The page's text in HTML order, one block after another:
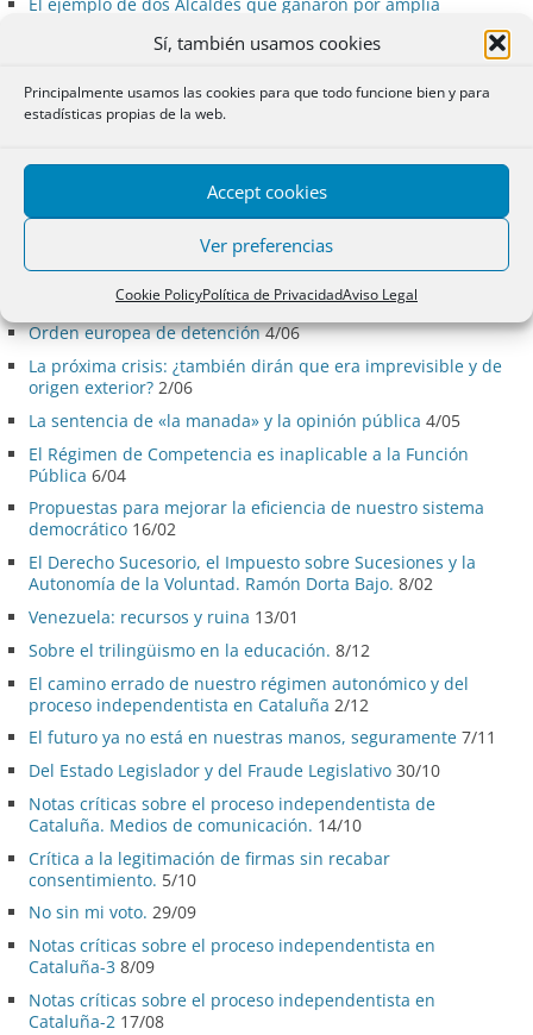
Sí, también usamos cookies
Principalmente usamos las cookies para que todo funcione bien y para
estadísticas propias de la web.
Accept cookies
Ver preferencias
Cookie PolicyPolítica de PrivacidadAviso Legal
La gran crisis, los notarios y el futuro
Paz, Piedad y Perdón2/03
Querida Constitución6/12
10/11
Textos incorrectos políticamente en una época de
Textos incorrectos políticamente en una época de
confusión-17/07
Orden europea de detención4/06
La próxima crisis: ¿también dirán que era imprevisible y de
origen exterior? 2/06
La sentencia de «la manada» y la opinión pública 4/05
El Régimen de Competencia es inaplicable a la Función
Pública 6/04
Propuestas para mejorar la eficiencia de nuestro sistema
democrático 16/02
El Derecho Sucesorio, el Impuesto sobre Sucesiones y la
Autonomía de la Voluntad. Ramón Dorta Bajo. 8/02
Venezuela: recursos y ruina 13/01
Sobre el trilingüismo en la educación. 8/12
El camino errado de nuestro régimen autonómico y del
proceso independentista en Cataluña 2/12
El futuro ya no está en nuestras manos, seguramente 7/11
Del Estado Legislador y del Fraude Legislativo 30/10
Notas críticas sobre el proceso independentista de
Cataluña. Medios de comunicación. 14/10
Crítica a la legitimación de firmas sin recabar
consentimiento. 5/10
No sin mi voto. 29/09
Notas críticas sobre el proceso independentista en
Cataluña-3 8/09
Notas críticas sobre el proceso independentista en
Cataluña-2 17/08